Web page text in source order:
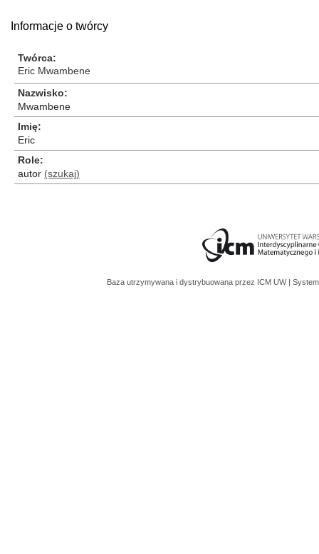
Informacje o twórcy
Twórca
Eric Mwambene
Nazwisko
Mwambene
Imię
Eric
Role
autor (szukaj)
Baza utrzymywana i dystrybuowana przez ICM UW |